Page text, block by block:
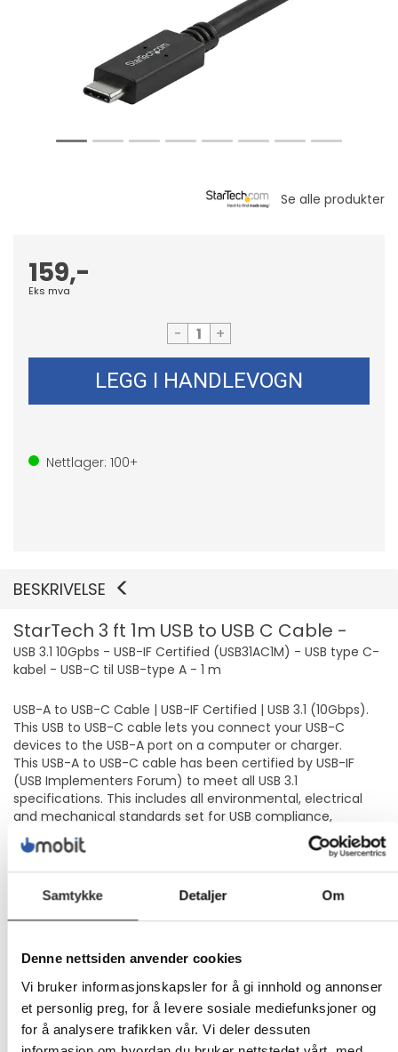
Samtykke Detaljer Om
Denne nettsiden anvender cookies
Vi bruker informasjonskapsler for å gi innhold og annonser
et personlig preg, for å levere sosiale mediefunksjoner og
for å analysere trafikken vår. Vi deler dessuten
159,-
Eks mva
- +
LEGG I HANDLEVOGN
Nettlager: 100+
BESKRIVELSE
StarTech 3 ft 1m USB to USB C Cable -
USB 3.1 10Gpbs - USB-IF Certified (USB31AC1M) - USB type C-
kabel - USB-C til USB-type A - 1 m
USB-A to USB-C Cable | USB-IF Certified | USB 3.1 (10Gbps).
This USB to USB-C cable lets you connect your USB-C
devices to the USB-A port on a computer or charger.
This USB-A to USB-C cable has been certified by USB-IF
(USB Implementers Forum) to meet all USB 3.1
specifications. This includes all environmental, electrical
and mechanical standards set for USB compliance,
ensuring a high-quality, reliable cable for all of your USB-C
devices.
Move large files or transfer movies in seconds with this USB
3.1 cable that supports data transfer speeds of up to
10Gbps when connected to a host computer that supports
10Gbps..That's twice the speed of USB 3.0 and 20x faster
StarTech.com offers PCIe cards with 10Gbps USB-A ports.
StarTech.com also offers a Thunderbolt 3 controller
adapter for adding 10Gbps ports to your Thunderbolt 3
laptop.
The USB to USB-C cable is perfect for people on the move
- you can charge your device from anywhere.